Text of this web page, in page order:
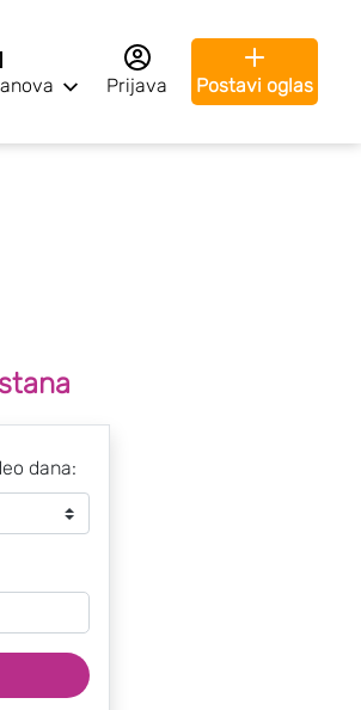
Prijava Postavi oglas
dana: